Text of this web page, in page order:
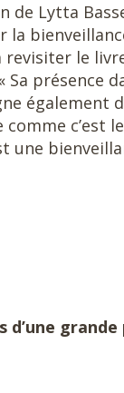
de Lytta
la
revisiter le
Sa présence
également
c’est
une
d’une